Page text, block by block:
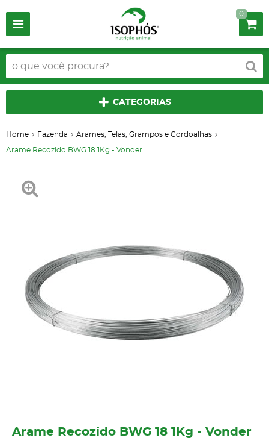
0
CATEGORIAS
Home Fazenda Arames, Telas, Grampos e Cordoalhas
Arame Recozido BWG 18 1Kg - Vonder
Arame Recozido BWG 18 1Kg - Vonder